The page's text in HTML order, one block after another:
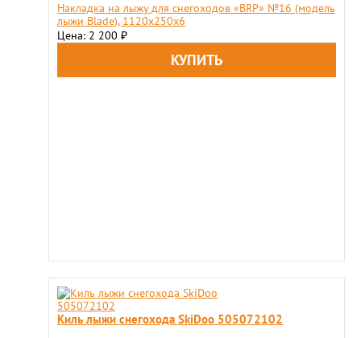
Накладка на лыжу для снегоходов «BRP» №16 (модель
лыжи Blade), 1120x250x6
Цена: 2 200 ₽
Киль лыжи снегохода SkiDoo 505072102